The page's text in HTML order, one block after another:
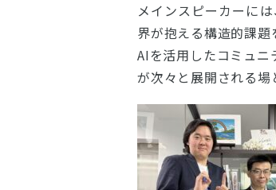
メインスピーカーに
界が抱える構造的課
AIを活用したコミュ
が次々と展開される場